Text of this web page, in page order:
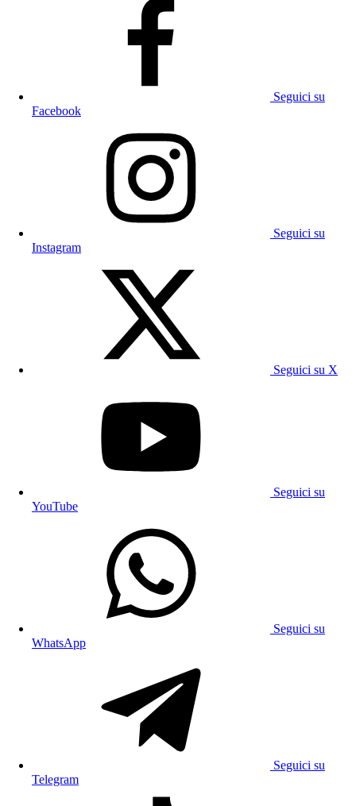
Seguici su
Facebook
Seguici su
Instagram
Seguici su X
Seguici su
YouTube
Seguici su
WhatsApp
Seguici su
Telegram